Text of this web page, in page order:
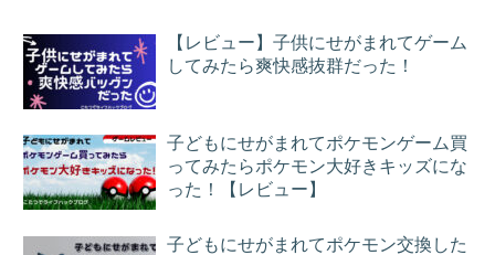
【レビュー】子供にせがまれてゲーム
してみたら爽快感抜群だった！
子どもにせがまれてポケモンゲーム買
ってみたらポケモン大好きキッズにな
った！【レビュー】
子どもにせがまれてポケモン交換した